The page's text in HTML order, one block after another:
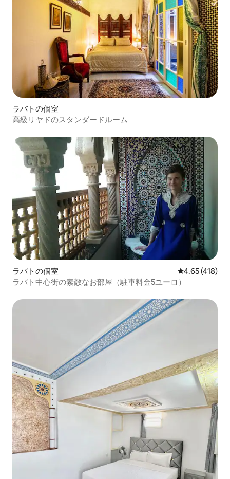
ラバトの個室
高級リヤドのスタンダードルーム
ラバトの個室 レビュー418
4.65 (418)
ラバト中心街の素敵なお部屋（駐車料金5ユーロ）